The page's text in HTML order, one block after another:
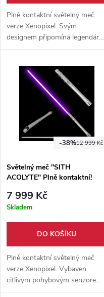
Plně kontaktní světelný meč
verze Xenopixel. Svým
designem připomíná legendární
meč Anakina Skywalkera.
senzorem, možnost změnit
barvu čepele, bohatý výběr
zvukových módů.
12 999 Kč
-38%
Světelný meč "SITH
ACOLYTE" Plně kontaktní!
7 999 Kč
Skladem
DO KOŠÍKU
Plně kontaktní světelný meč
verze Xenopixel. Vybaven
citlivým pohybovým senzorem,
možnost změnit barvu čepele,